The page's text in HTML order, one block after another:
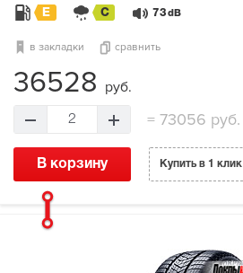
E C 73 dB
в закладки сравнить
36528 руб.
2 =73056 руб.
В корзину Купить в 1 клик